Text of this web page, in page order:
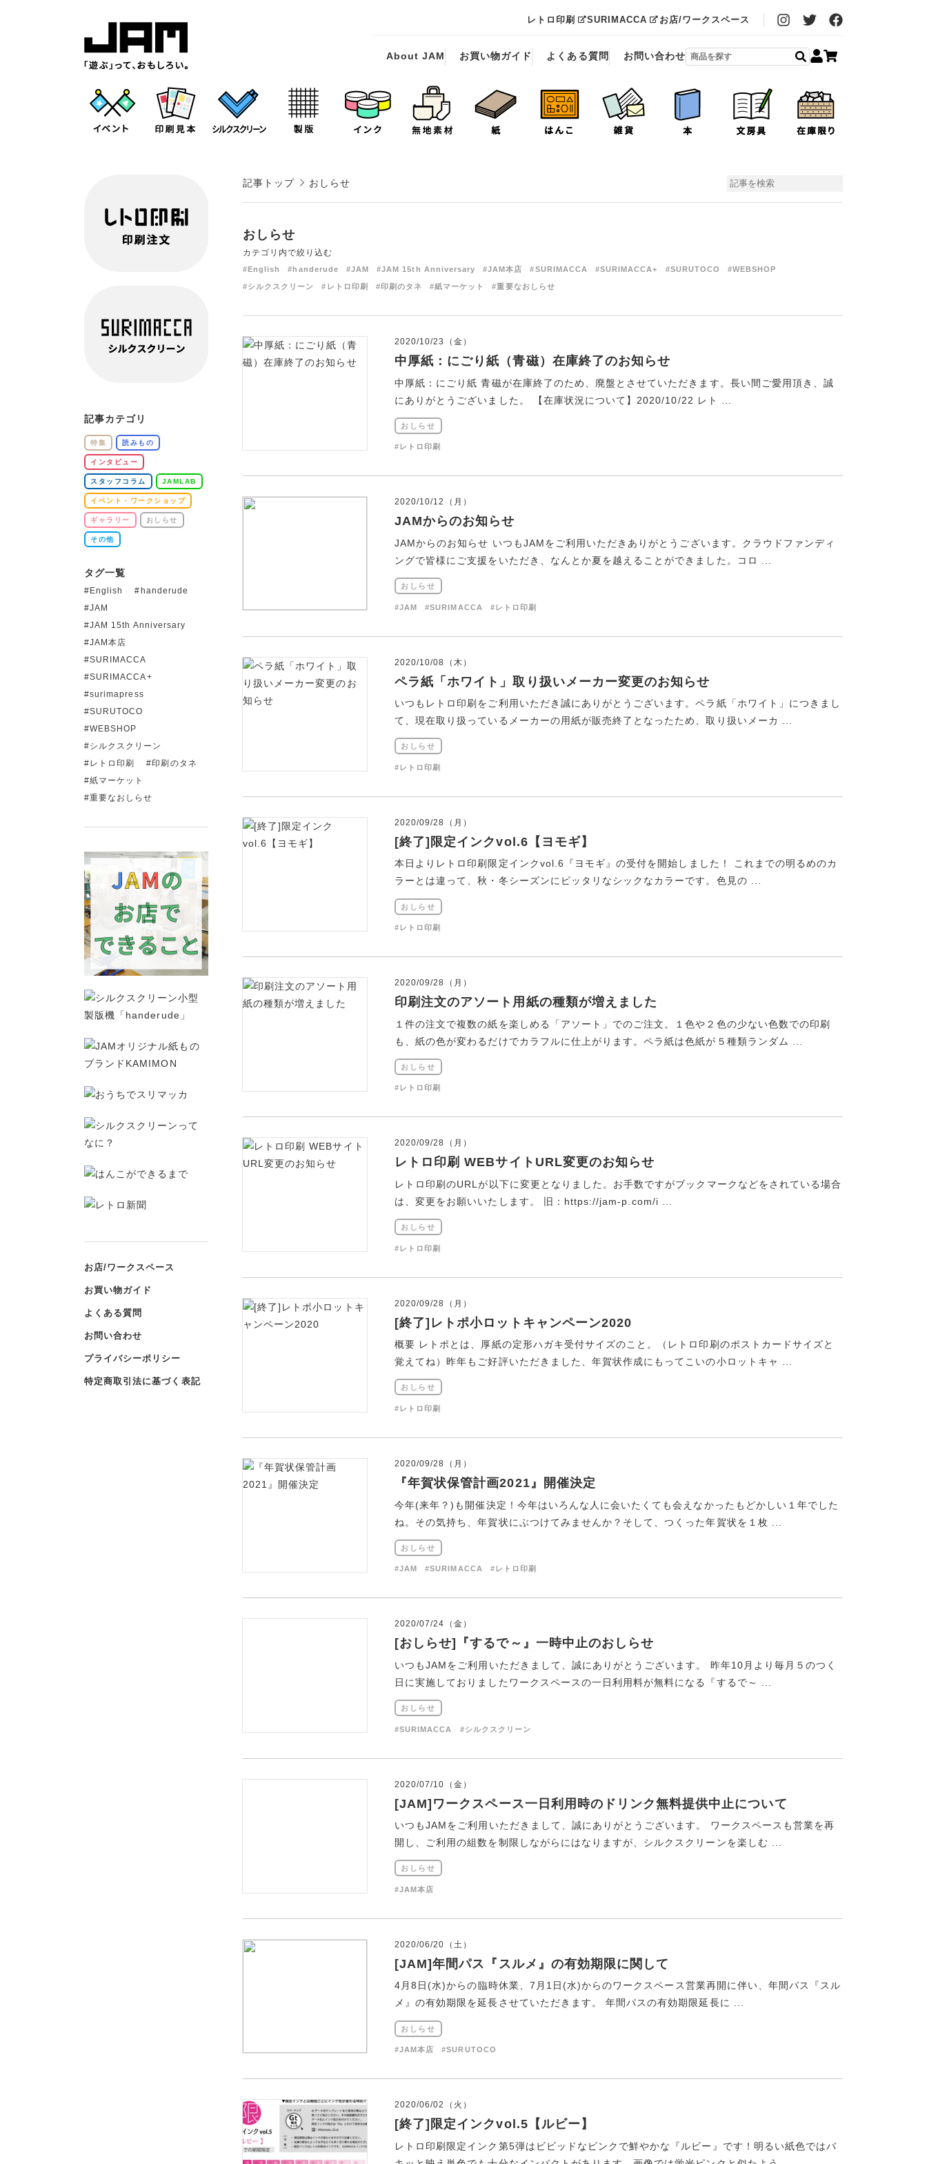
レトロ印刷 SURIMACCA お店/ワークスペース
About JAM お買い物ガイド よくある質問 お問い合わせ
記事トップ おしらせ
おしらせ
カテゴリ内で絞り込む
#English #handerude #JAM #JAM 15th Anniversary #JAM本店 #SURIMACCA #SURIMACCA+ #SURUTOCO #WEBSHOP
#シルクスクリーン #レトロ印刷 #印刷のタネ #紙マーケット #重要なおしらせ
2020/10/23（金）
中厚紙：にごり紙（青磁）在庫終了のお知らせ
中厚紙：にごり紙 青磁が在庫終了のため、廃盤とさせていただきます。長い間ご愛用頂き、誠
にありがとうございました。 【在庫状況について】2020/10/22 レト ...
おしらせ
#レトロ印刷
2020/10/12（月）
JAMからのお知らせ
JAMからのお知らせ いつもJAMをご利用いただきありがとうございます。クラウドファンディ
ングで皆様にご支援をいただき、なんとか夏を越えることができました。コロ ...
おしらせ
#JAM #SURIMACCA #レトロ印刷
2020/10/08（木）
ペラ紙「ホワイト」取り扱いメーカー変更のお知らせ
いつもレトロ印刷をご利用いただき誠にありがとうございます。ペラ紙「ホワイト」につきまし
て、現在取り扱っているメーカーの用紙が販売終了となったため、取り扱いメーカ ...
おしらせ
#レトロ印刷
2020/09/28（月）
[終了]限定インクvol.6【ヨモギ】
本日よりレトロ印刷限定インクvol.6『ヨモギ』の受付を開始しました！ これまでの明るめのカ
ラーとは違って、秋・冬シーズンにピッタリなシックなカラーです。色見の ...
おしらせ
#レトロ印刷
2020/09/28（月）
印刷注文のアソート用紙の種類が増えました
１件の注文で複数の紙を楽しめる「アソート」でのご注文。１色や２色の少ない色数での印刷
も、紙の色が変わるだけでカラフルに仕上がります。ペラ紙は色紙が５種類ランダム ...
おしらせ
#レトロ印刷
2020/09/28（月）
レトロ印刷 WEBサイトURL変更のお知らせ
レトロ印刷のURLが以下に変更となりました。お手数ですがブックマークなどをされている場合
は、変更をお願いいたします。 旧：https://jam-p.com/i ...
おしらせ
#レトロ印刷
2020/09/28（月）
[終了]レトポ小ロットキャンペーン2020
概要 レトポとは、厚紙の定形ハガキ受付サイズのこと。（レトロ印刷のポストカードサイズと
覚えてね）昨年もご好評いただきました、年賀状作成にもってこいの小ロットキャ ...
おしらせ
#レトロ印刷
2020/09/28（月）
『年賀状保管計画2021』開催決定
今年(来年？)も開催決定！今年はいろんな人に会いたくても会えなかったもどかしい１年でした
ね。その気持ち、年賀状にぶつけてみませんか？そして、つくった年賀状を１枚 ...
おしらせ
#JAM #SURIMACCA #レトロ印刷
2020/07/24（金）
[おしらせ]『するで～』一時中止のおしらせ
いつもJAMをご利用いただきまして、誠にありがとうございます。 昨年10月より毎月５のつく
日に実施しておりましたワークスペースの一日利用料が無料になる『するで～ ...
おしらせ
#SURIMACCA #シルクスクリーン
2020/07/10（金）
[JAM]ワークスペース一日利用時のドリンク無料提供中止について
いつもJAMをご利用いただきまして、誠にありがとうございます。 ワークスペースも営業を再
開し、ご利用の組数を制限しながらにはなりますが、シルクスクリーンを楽しむ ...
おしらせ
#JAM本店
2020/06/20（土）
[JAM]年間パス『スルメ』の有効期限に関して
4月8日(水)からの臨時休業、7月1日(水)からのワークスペース営業再開に伴い、年間パス『スル
メ』の有効期限を延長させていただきます。 年間パスの有効期限延長に ...
おしらせ
#JAM本店 #SURUTOCO
2020/06/02（火）
[終了]限定インクvol.5【ルビー】
レトロ印刷限定インク第5弾はビビッドなピンクで鮮やかな『ルビー』です！明るい紙色ではバ
記事カテゴリ
特集 読みもの
インタビュー
スタッフコラム JAMLAB
イベント・ワークショップ
ギャラリー おしらせ
その他
タグ一覧
English
handerude
JAM
JAM 15th Anniversary
JAM本店
SURIMACCA
SURIMACCA+
surimapress
SURUTOCO
WEBSHOP
シルクスクリーン
レトロ印刷
印刷のタネ
紙マーケット
重要なおしらせ
お店/ワークスペース
お買い物ガイド
よくある質問
お問い合わせ
プライバシーポリシー
特定商取引法に基づく表記